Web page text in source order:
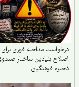
مداخله فوری برای
بنیادین ساختار صندوق
فرهنگیان